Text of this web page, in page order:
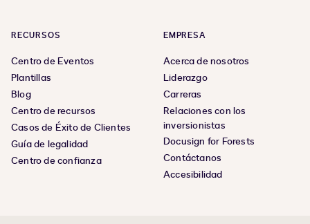
RECURSOS
Centro de Eventos
Plantillas
Blog
Centro de recursos
Casos de Éxito de Clientes
Guía de legalidad
Centro de confianza
EMPRESA
Acerca de nosotros
Liderazgo
Carreras
Relaciones con los
inversionistas
Docusign for Forests
Contáctanos
Accesibilidad